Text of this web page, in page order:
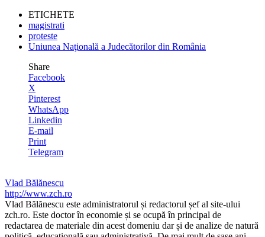
ETICHETE
magistrati
proteste
Uniunea Naţională a Judecătorilor din România
Share
Facebook
X
Pinterest
WhatsApp
Linkedin
E-mail
Print
Telegram
Vlad Bălănescu
http://www.zch.ro
Vlad Bălănescu este administratorul și redactorul șef al site-ului
zch.ro. Este doctor în economie și se ocupă în principal de
redactarea de materiale din acest domeniu dar și de analize de natură